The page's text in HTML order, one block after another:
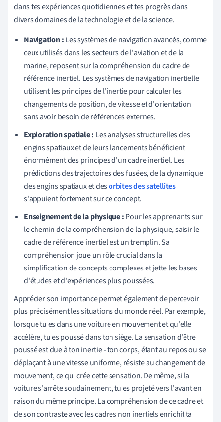
dans tes expériences quotidiennes et tes progrès dans
divers domaines de la technologie et de la science.
Navigation :Les systèmes de navigation avancés, comme
ceux utilisés dans les secteurs de l'aviation et de la
marine, reposent sur la compréhension du cadre de
référence inertiel. Les systèmes de navigation inertielle
utilisent les principes de l'inertie pour calculer les
changements de position, de vitesse et d'orientation
sans avoir besoin de références externes.
Exploration spatiale : Les analyses structurelles des
engins spatiaux et de leurs lancements bénéficient
énormément des principes d'un cadre inertiel. Les
prédictions des trajectoires des fusées, de la dynamique
des engins spatiaux et desorbites des satellites
s'appuient fortement sur ce concept.
Enseignement de la physique :Pour les apprenants sur
le chemin de la compréhension de la physique, saisir le
cadre de référence inertiel est un tremplin. Sa
compréhension joue un rôle crucial dans la
simplification de concepts complexes et jette les bases
d'études et d'expériences plus poussées.
Apprécier son importance permet également de percevoir
plus précisément les situations du monde réel. Par exemple,
lorsque tu es dans une voiture en mouvement et qu'elle
accélère, tu es poussé dans ton siège. La sensation d'être
poussé est due à ton inertie - ton corps, étant au repos ou se
déplaçant à une vitesse uniforme, résiste au changement de
mouvement, ce qui crée cette sensation. De même, si la
voiture s'arrête soudainement, tu es projeté vers l'avant en
raison du même principe. La compréhension de ce cadre et
de son contraste avec les cadres non inertiels enrichit ta